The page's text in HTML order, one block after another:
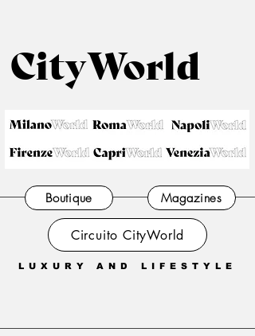
CityWorld
LUXURY AND LIFESTYLE
Magazines
Boutique
Circuito CityWorld